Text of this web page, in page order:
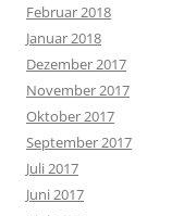
Februar 2018
Januar 2018
Dezember 2017
November 2017
Oktober 2017
September 2017
Juli 2017
Juni 2017